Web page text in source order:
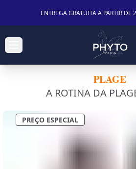
ENTREGA GRATUITA A PARTIR DE
PLAGE
A ROTINA DA
PREÇO ESPECIAL